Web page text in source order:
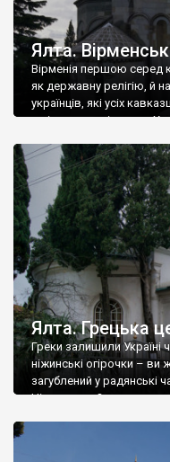
Ялта.
Вірменія першою серед
як державну релігію, й
українців, які усіх
є відданими вірянами
Ялта. Грецька
Греки залишили Україні
ніжинські огірочки – ви
загублений у радянські
Ніжин греки?